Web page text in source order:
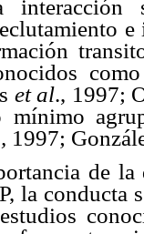
et al., 1997;
mínimo
1997;
de
la conducta